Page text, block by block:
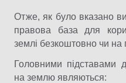
Отже, як було вказано
правова база для
землі безкоштовно чи на
Головними підставами
на землю являються: